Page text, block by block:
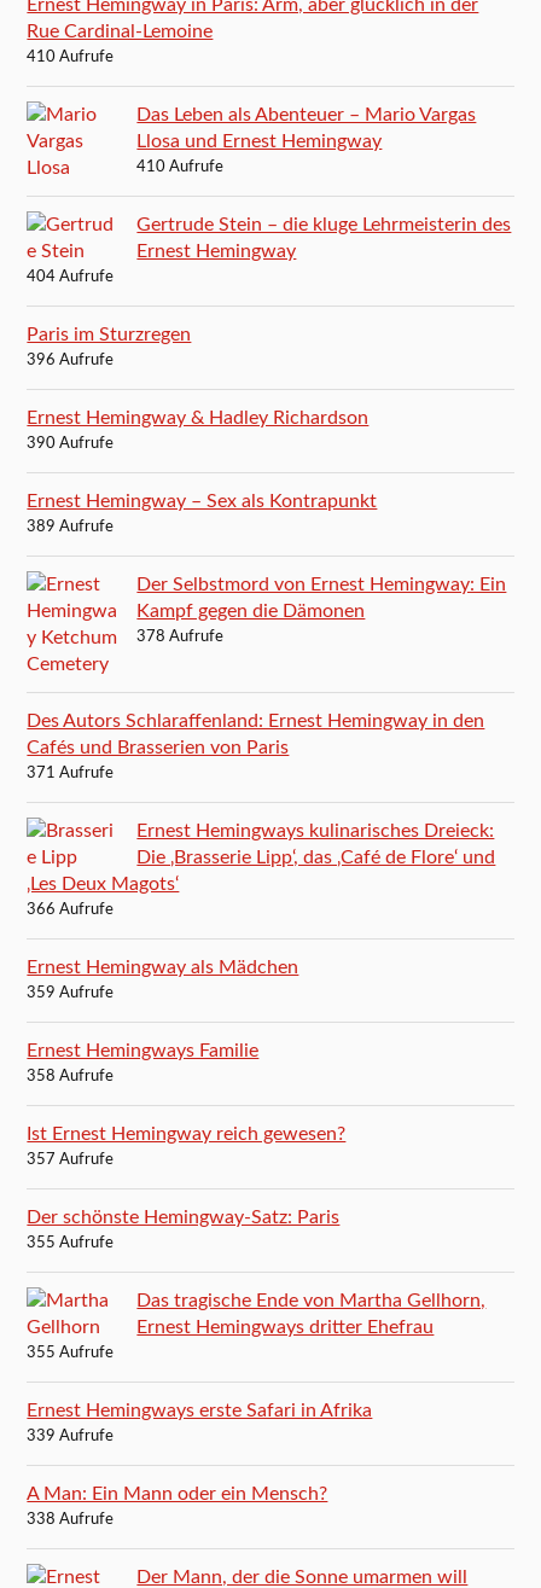
Ernest Hemingway in Paris: Arm, aber glücklich in der
Rue Cardinal-Lemoine
410 Aufrufe
Das Leben als Abenteuer – Mario Vargas
Llosa und Ernest Hemingway
410 Aufrufe
Gertrude Stein – die kluge Lehrmeisterin des
Ernest Hemingway
404 Aufrufe
Paris im Sturzregen
396 Aufrufe
Ernest Hemingway & Hadley Richardson
390 Aufrufe
Ernest Hemingway – Sex als Kontrapunkt
389 Aufrufe
Der Selbstmord von Ernest Hemingway: Ein
Kampf gegen die Dämonen
378 Aufrufe
Des Autors Schlaraffenland: Ernest Hemingway in den
Cafés und Brasserien von Paris
371 Aufrufe
Ernest Hemingways kulinarisches Dreieck:
Die ‚Brasserie Lipp‘, das ‚Café de Flore‘ und
‚Les Deux Magots‘
366 Aufrufe
Ernest Hemingway als Mädchen
359 Aufrufe
Ernest Hemingways Familie
358 Aufrufe
Ist Ernest Hemingway reich gewesen?
357 Aufrufe
Der schönste Hemingway-Satz: Paris
355 Aufrufe
Das tragische Ende von Martha Gellhorn,
Ernest Hemingways dritter Ehefrau
355 Aufrufe
Ernest Hemingways erste Safari in Afrika
339 Aufrufe
A Man: Ein Mann oder ein Mensch?
338 Aufrufe
Der Mann, der die Sonne umarmen will